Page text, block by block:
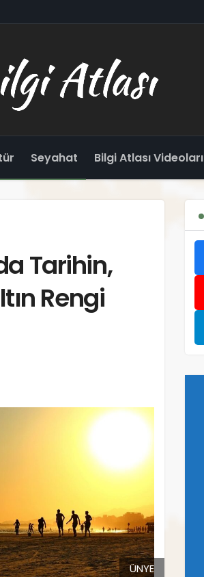
Seyahat Bilgi Atlası Videoları
Tarihin,
Rengi
ÜNYE